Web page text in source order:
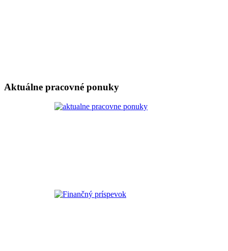
Aktuálne pracovné ponuky